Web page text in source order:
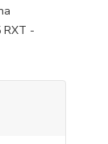
RXT -